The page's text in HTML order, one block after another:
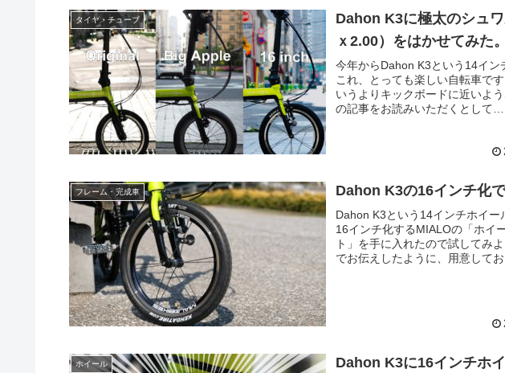
タイヤ・チューブ
Dahon K3に極太のシュ
ｘ2.00）をはかせてみた
今年からDahon K3という14イン
これ、とっても楽しい自転車で
いうよりキックボードに近いよ
の記事をお読みいただくとして…
フレーム・完成車 Dahon K3の16インチ化
Dahon K3という14インチホイ
16インチ化するMIALOの「ホイ
ト」を手に入れたので試してみ
でお伝えしたように、用意してお
ホイール
Dahon K3に16インチホ